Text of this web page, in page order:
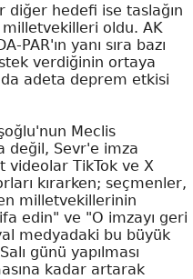
diğer hedefi ise taslağın
milletvekilleri oldu. AK
PAR'ın yanı sıra bazı
verdiğinin ortaya
adeta deprem etkisi
Meclis
değil, Sevr'e imza
videolar TikTok ve X
kırarken; seçmenler,
milletvekillerinin
edin" ve "O imzayı geri
medyadaki bu büyük
günü yapılması
kadar artarak